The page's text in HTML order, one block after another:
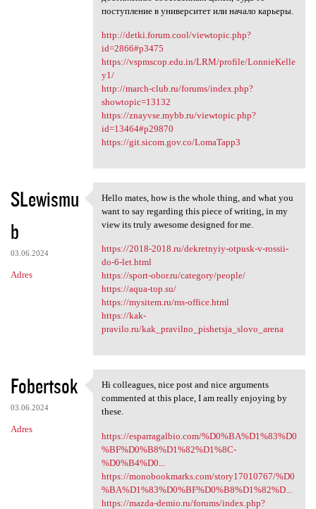
поступление в университет или начало карьеры.
http://detki.forum.cool/viewtopic.php?
id=2866#p3475
https://vspmscop.edu.in/LRM/profile/LonnieKelle
y1/
http://march-club.ru/forums/index.php?
showtopic=13132
https://znayvse.mybb.ru/viewtopic.php?
id=13464#p29870
https://git.sicom.gov.co/LomaTapp3
SLewismu
b
03.06.2024
Adres
Hello mates, how is the whole
Hello mates, how is the whole thing, and what you
want to say regarding this piece of writing, in my
view its truly awesome designed for me.
https://2018-2018.ru/dekretnyiy-otpusk-v-rossii-
do-6-let.html
https://sport-obor.ru/category/people/
https://aqua-top.su/
https://mysitem.ru/ms-office.html
https://kak-
pravilo.ru/kak_pravilno_pishetsja_slovo_arena
Fobertsok
03.06.2024
Adres
Hi colleagues, nice post and
Hi colleagues, nice post and nice arguments
commented at this place, I am really enjoying by
these.
https://esparragalbio.com/%D0%BA%D1%83%D0
%BF%D0%B8%D1%82%D1%8C-
%D0%B4%D0...
https://monobookmarks.com/story17010767/%D0
%BA%D1%83%D0%BF%D0%B8%D1%82%D...
https://mazda-demio.ru/forums/index.php?